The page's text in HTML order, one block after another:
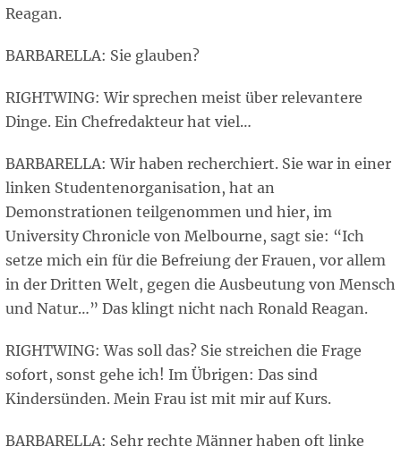
Reagan.
BARBARELLA: Sie glauben?
RIGHTWING: Wir sprechen meist über relevantere
Dinge. Ein Chefredakteur hat viel…
BARBARELLA: Wir haben recherchiert. Sie war in einer
linken Studentenorganisation, hat an
Demonstrationen teilgenommen und hier, im
University Chronicle von Melbourne, sagt sie: “Ich
setze mich ein für die Befreiung der Frauen, vor allem
in der Dritten Welt, gegen die Ausbeutung von Mensch
und Natur…” Das klingt nicht nach Ronald Reagan.
RIGHTWING: Was soll das? Sie streichen die Frage
sofort, sonst gehe ich! Im Übrigen: Das sind
Kindersünden. Mein Frau ist mit mir auf Kurs.
BARBARELLA: Sehr rechte Männer haben oft linke